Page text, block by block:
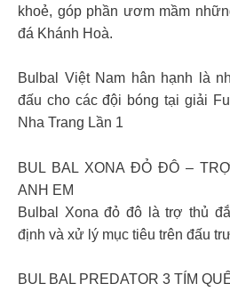
khoẻ, góp phần ươm mầm
đá Khánh Hoà.
Bulbal Việt Nam hân hạnh là
đấu cho các đội bóng tại giải
Nha Trang Lần 1
BUL BAL XONA ĐỎ ĐÔ –
ANH EM
Bulbal Xona đỏ đô là trợ thủ
định và xử lý mục tiêu trên đấu
BUL BAL PREDATOR 3 TÍM